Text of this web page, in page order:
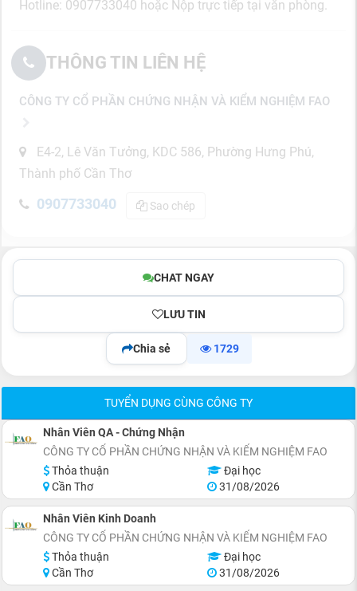
Hotline: 0907733040 hoặc Nộp trực tiếp tại văn phòng.
THÔNG TIN LIÊN HỆ
CÔNG TY CỔ PHẦN CHỨNG NHẬN VÀ KIỂM NGHIỆM FAO
E4-2, Lê Văn Tưởng, KDC 586, Phường Hưng Phú,
Thành phố Cần Thơ
0907733040 Sao chép
CHAT NGAY
LƯU TIN
Chia sẻ 1729
TUYỂN DỤNG CÙNG CÔNG TY
Nhân Viên QA - Chứng Nhận
CÔNG TY CỔ PHẦN CHỨNG NHẬN VÀ KIỂM NGHIỆM FAO
Thỏa thuận
Đại học
Cần Thơ
31/08/2026
Nhân Viên Kinh Doanh
CÔNG TY CỔ PHẦN CHỨNG NHẬN VÀ KIỂM NGHIỆM FAO
Thỏa thuận
Đại học
Cần Thơ
31/08/2026